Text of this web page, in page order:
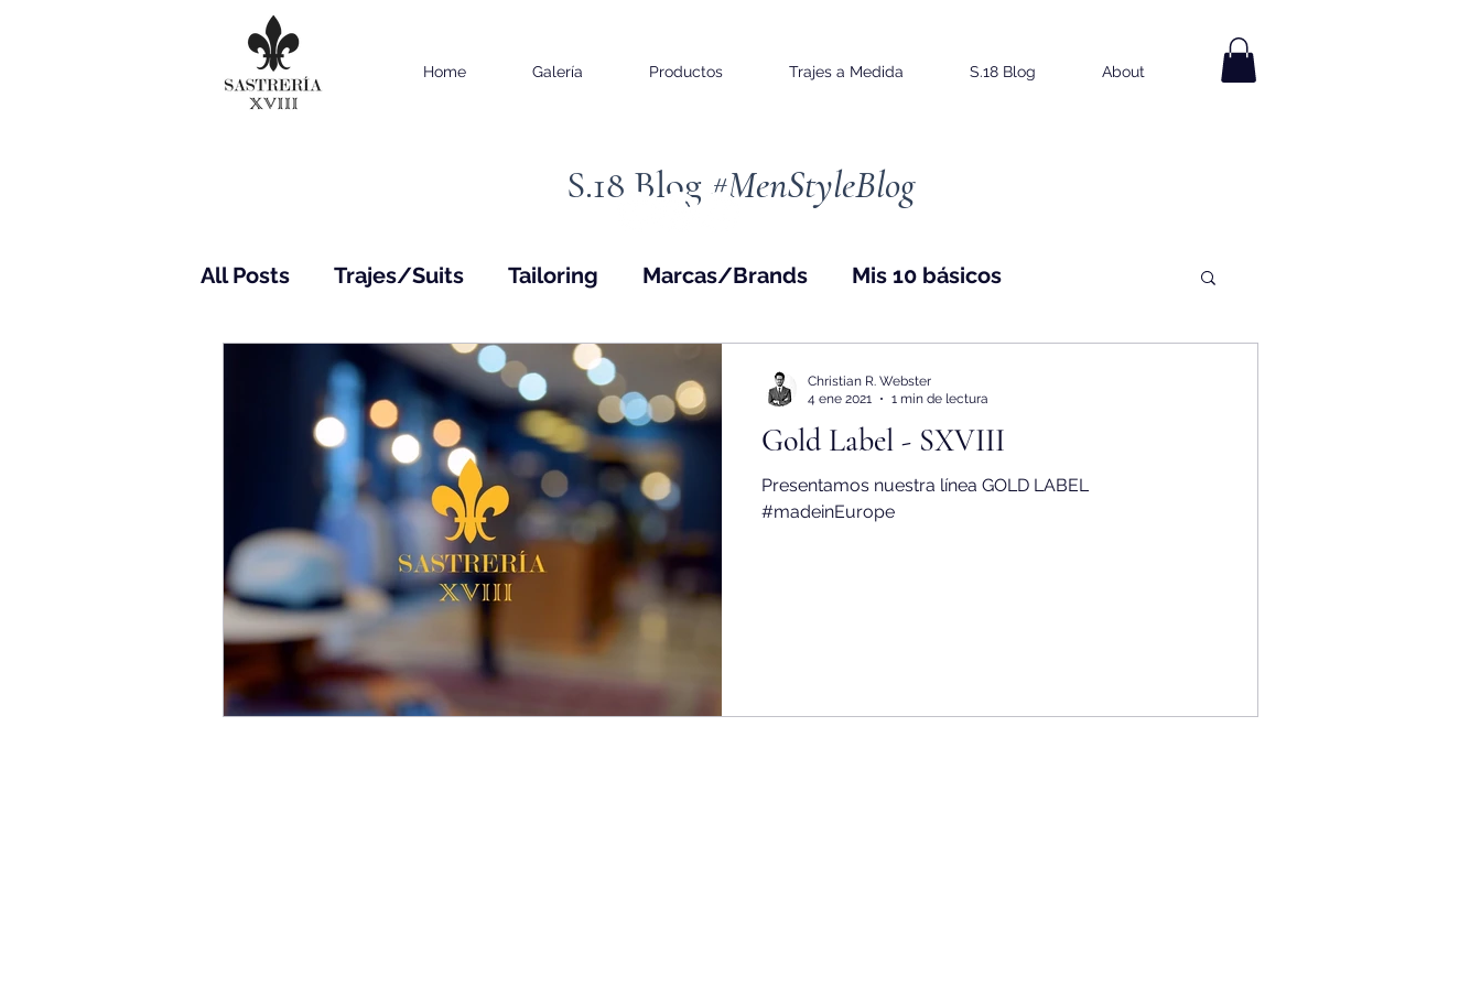
Home Galería Productos Trajes a Medida S.18 Blog About
S.18 Blog #MenStyleBlog
All Posts Trajes/Suits Tailoring Marcas/Brands Mis 10 básicos
Gold Label - SXVIII
Presentamos nuestra línea GOLD LABEL
#madeinEurope
Christian R. Webster
4 ene 2021
1 min de lectura